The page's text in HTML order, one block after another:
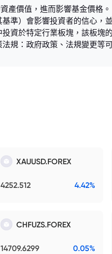
產價值，進而影響基金價格
準）會影響投資者的信心，
資於特定行業板塊，該板塊
規：政府政策、法規變更等
XAUUSD.FOREX
4252.512 4.42%
CHFUZS.FOREX
14709.6299 0.05%